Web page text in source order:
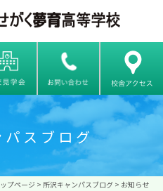
パスブログ
ップページ > 所沢キャンパスブログ > お知らせ